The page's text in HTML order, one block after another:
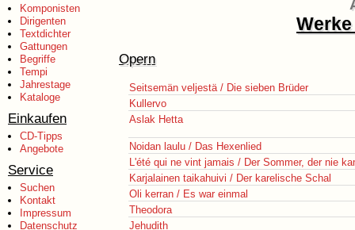
Komponisten
Dirigenten
Textdichter
Gattungen
Begriffe
Tempi
Jahrestage
Kataloge
Einkaufen
CD-Tipps
Angebote
Service
Suchen
Kontakt
Impressum
Datenschutz
Opern
Seitsemän veljestä / Die sieben Brüder
Kullervo
Aslak Hetta
Noidan laulu / Das Hexenlied
L'été qui ne vint jamais / Der Sommer, der nie
Karjalainen taikahuivi / Der karelische Schal
Oli kerran / Es war einmal
Theodora
Jehudith